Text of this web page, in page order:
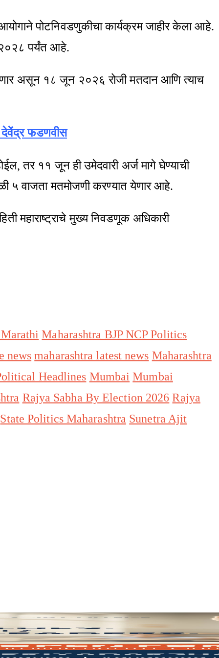
पोटनिवडणुकीचा कार्यक्रम जाहीर केला आहे.
२०२८ पर्यंत आहे.
असून १८ जून २०२६ रोजी मतदान आणि त्याच
देवेंद्र फडणवीस
तर ११ जून ही उमेदवारी अर्ज मागे घेण्याची
५ वाजता मतमोजणी करण्यात येणार आहे.
महाराष्ट्राचे मुख्य निवडणूक अधिकारी
Maharashtra BJP NCP Politics
news maharashtra latest news Maharashtra
Headlines Mumbai Mumbai
Rajya Sabha By Election 2026 Rajya
State Politics Maharashtra Sunetra Ajit